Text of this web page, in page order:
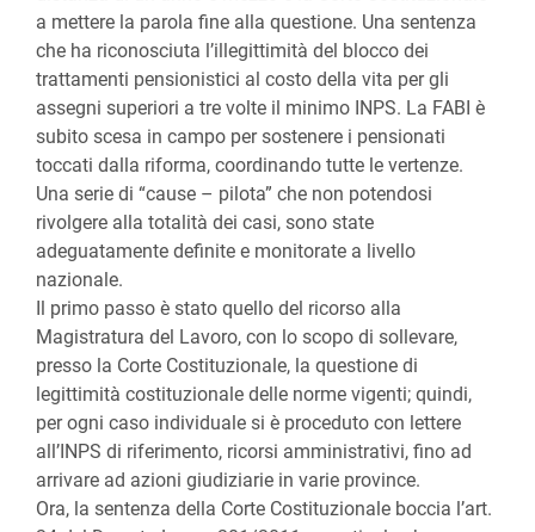
a mettere la parola fine alla questione. Una sentenza
che ha riconosciuta l’illegittimità del blocco dei
trattamenti pensionistici al costo della vita per gli
assegni superiori a tre volte il minimo INPS. La FABI è
subito scesa in campo per sostenere i pensionati
toccati dalla riforma, coordinando tutte le vertenze.
Una serie di “cause – pilota” che non potendosi
rivolgere alla totalità dei casi, sono state
adeguatamente definite e monitorate a livello
nazionale.
Il primo passo è stato quello del ricorso alla
Magistratura del Lavoro, con lo scopo di sollevare,
presso la Corte Costituzionale, la questione di
legittimità costituzionale delle norme vigenti; quindi,
per ogni caso individuale si è proceduto con lettere
all’INPS di riferimento, ricorsi amministrativi, fino ad
arrivare ad azioni giudiziarie in varie province.
Ora, la sentenza della Corte Costituzionale boccia l’art.